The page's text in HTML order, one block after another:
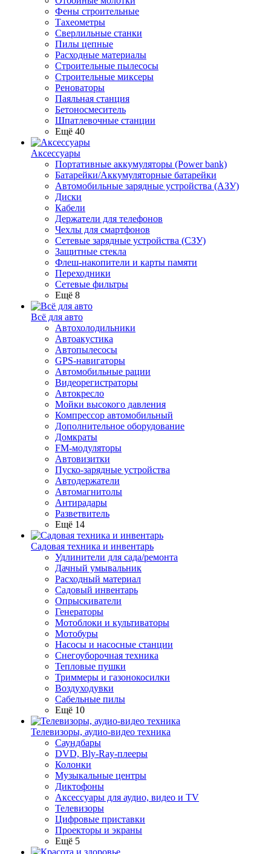
Фены строительные
Тахеометры
Сверлильные станки
Пилы цепные
Расходные материалы
Строительные пылесосы
Строительные миксеры
Реноваторы
Паяльная станция
Бетоносмеситель
Шпатлевочные станции
Ещё 40
Аксессуары
Портативные аккумуляторы (Power bank)
Батарейки/Аккумуляторные батарейки
Автомобильные зарядные устройства (АЗУ)
Диски
Кабели
Держатели для телефонов
Чехлы для смартфонов
Сетевые зарядные устройства (СЗУ)
Защитные стекла
Флеш-накопители и карты памяти
Переходники
Сетевые фильтры
Ещё 8
Всё для авто
Автохолодильники
Автоакустика
Автопылесосы
GPS-навигаторы
Автомобильные рации
Видеорегистраторы
Автокресло
Мойки высокого давления
Компрессор автомобильный
Дополнительное оборудование
Домкраты
FM-модуляторы
Автовизитки
Пуско-зарядные устройства
Автодержатели
Автомагнитолы
Антирадары
Разветвитель
Ещё 14
Садовая техника и инвентарь
Удлинители для сада/ремонта
Дачный умывальник
Расходный материал
Садовый инвентарь
Опрыскиватели
Генераторы
Мотоблоки и культиваторы
Мотобуры
Насосы и насосные станции
Снегоуборочная техника
Тепловые пушки
Триммеры и газонокосилки
Воздуходувки
Сабельные пилы
Ещё 10
Телевизоры, аудио-видео техника
Саундбары
DVD, Bly-Ray-плееры
Колонки
Музыкальные центры
Диктофоны
Аксессуары для аудио, видео и TV
Телевизоры
Цифровые приставки
Проекторы и экраны
Ещё 5